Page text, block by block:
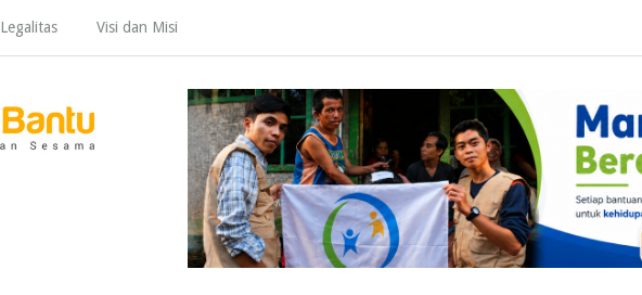
Legalitas Visi dan Misi